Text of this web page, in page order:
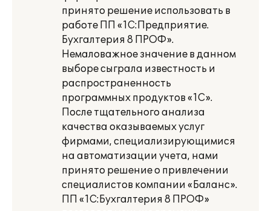
принято решение использовать в
работе ПП «1С:Предприятие.
Бухгалтерия 8 ПРОФ».
Немаловажное значение в данном
выборе сыграла известность и
распространенность
программных продуктов «1С».
После тщательного анализа
качества оказываемых услуг
фирмами, специализирующимися
на автоматизации учета, нами
принято решение о привлечении
специалистов компании «Баланс».
ПП «1С:Бухгалтерия 8 ПРОФ»